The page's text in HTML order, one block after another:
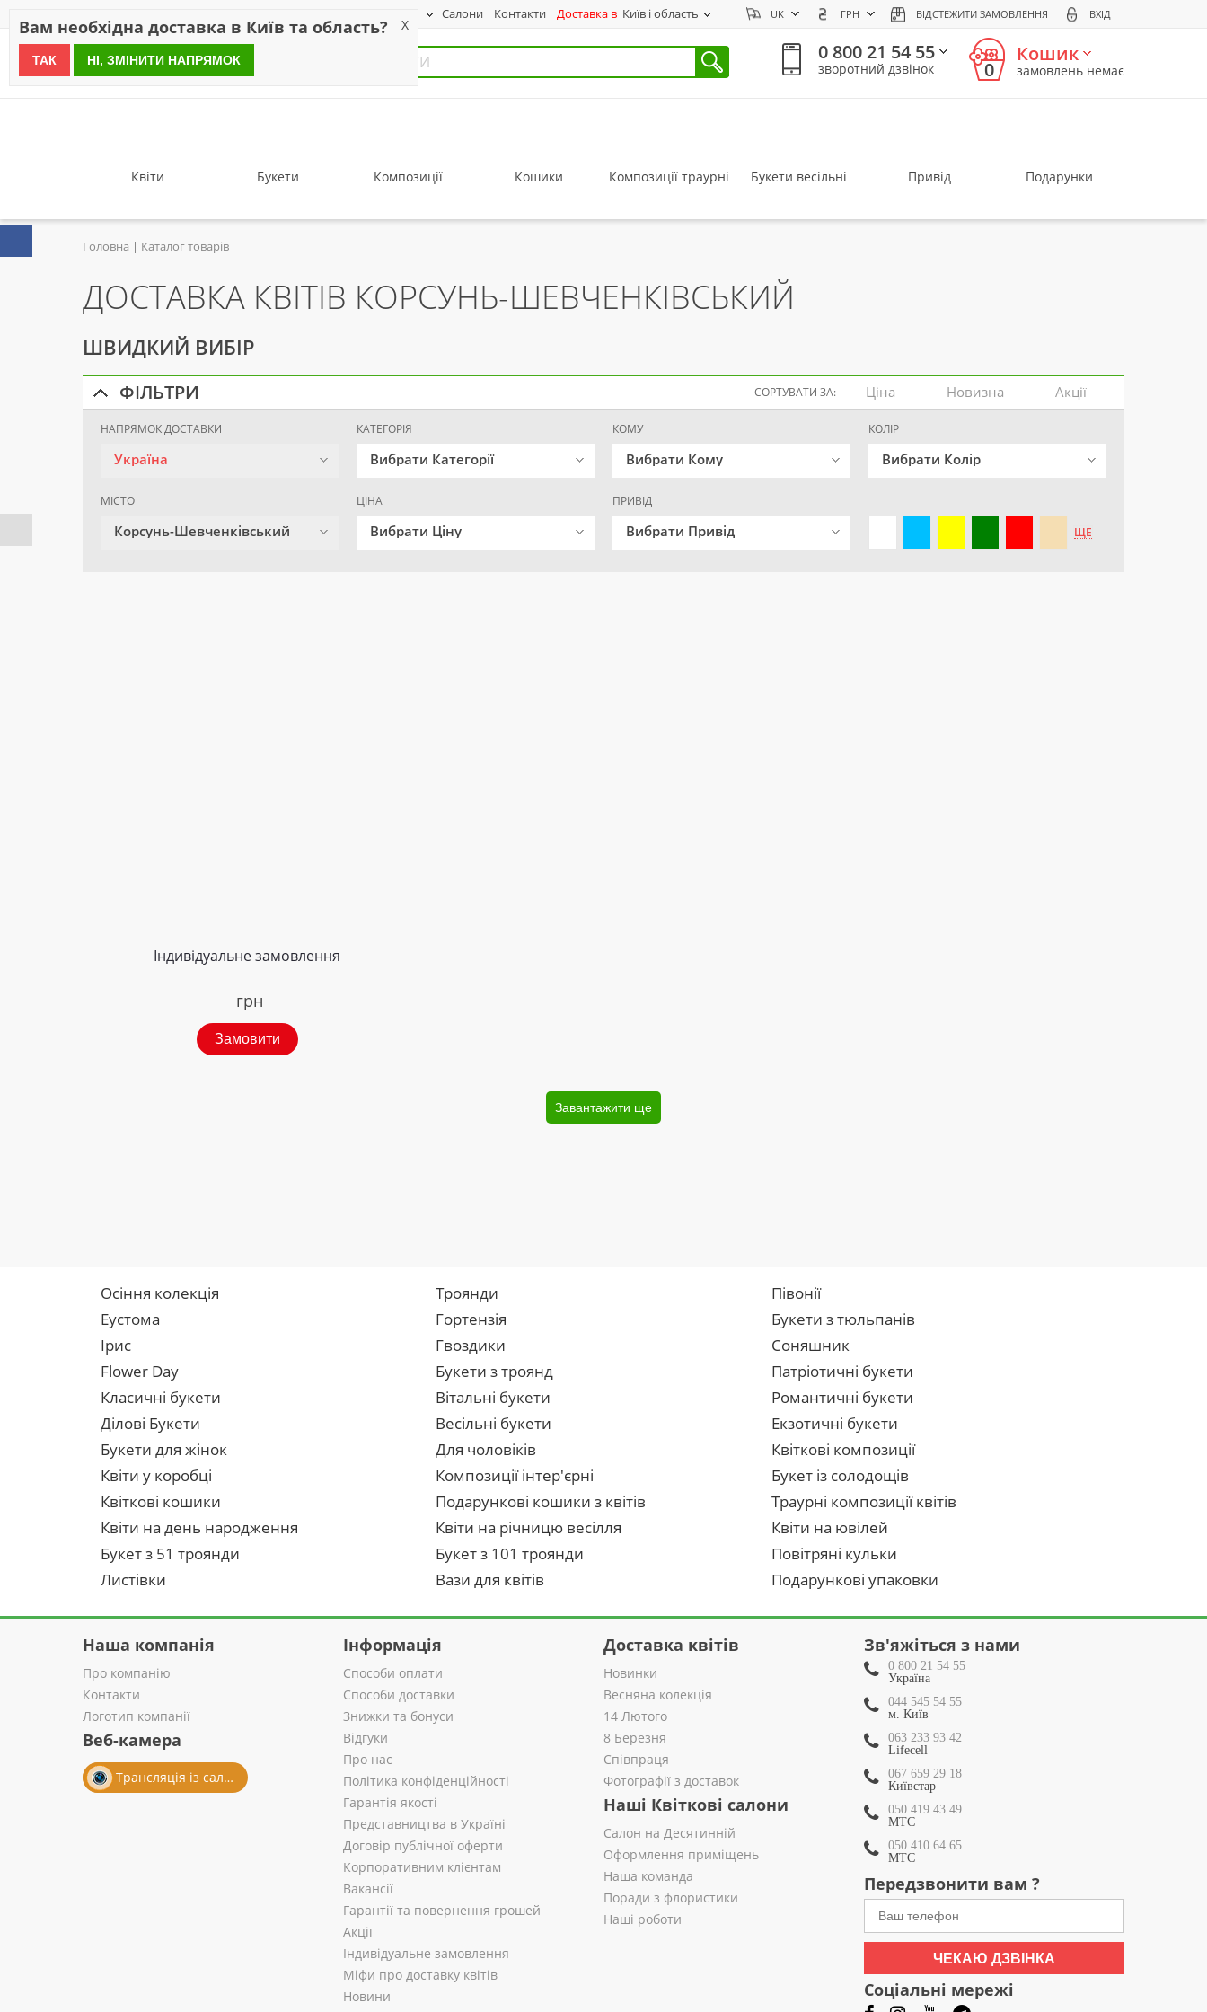
Салони Контакти Доставка в Київ і область UK ГРН ВІДСТЕЖИТИ ЗАМОВЛЕННЯ ВХІД
since 1999
0 800 21 54 55
зворотний дзвінок 0
Кошик
замовлень немає
Квіти Букети Композиції Кошики Композиції траурні Букети весільні Привід Подарунки
Головна Каталог товарів
ДОСТАВКА КВІТІВ КОРСУНЬ-ШЕВЧЕНКІВСЬКИЙ
ШВИДКИЙ ВИБІР
ФІЛЬТРИ СОРТУВАТИ ЗА: Ціна Новизна Акції
НАПРЯМОК ДОСТАВКИ
Україна
КАТЕГОРІЯ
Вибрати Категорії
КОМУ
Вибрати Кому
КОЛІР
Вибрати Колір
МІСТО
Корсунь-Шевченківський
ЦІНА
Вибрати Ціну
ПРИВІД
Вибрати Привід ЩЕ
Індивідуальне замовлення
грн
Замовити
Завантажити ще
Осіння колекція Троянди
Півонії
Еустома
Гортензія
Букети з тюльпанів
Ірис
Гвоздики
Соняшник
Flower Day
Букети з троянд
Патріотичні букети
Класичні букети
Вітальні букети
Романтичні букети
Ділові Букети
Весільні букети
Екзотичні букети
Букети для жінок
Для чоловіків
Квіткові композиції
Квіти у коробці
Композиції інтер'єрні
Букет із солодощів
Квіткові кошики
Подарункові кошики з квітів
Траурні композиції квітів
Квіти на день народження
Квіти на річницю весілля
Квіти на ювілей
Букет з 51 троянди
Букет з 101 троянди
Повітряні кульки
Листівки
Вази для квітів Подарункові упаковки
Наша компанія
Про компанію
Контакти
Логотип компанії
Веб-камера
Трансляція із салону
Інформація
Способи оплати
Способи доставки
Знижки та бонуси
Відгуки
Про нас
Політика конфіденційності
Гарантія якості
Представництва в Україні
Договір публічної оферти
Корпоративним клієнтам
Вакансії
Гарантії та повернення грошей
Акції
Індивідуальне замовлення
Міфи про доставку квітів
Новини
Доставка квітів
Новинки
Весняна колекція
14 Лютого
8 Березня
Співпраця
Фотографії з доставок
Наші Квіткові салони
Салон на Десятинній
Оформлення приміщень
Наша команда
Поради з флористики
Наші роботи
Зв'яжіться з нами
0 800 21 54 55
Україна
044 545 54 55
м. Київ
063 233 93 42
Lifecell
067 659 29 18
Київстар
050 419 43 49
МТС
050 410 64 65
МТС
Передзвонити вам ?
ЧЕКАЮ ДЗВІНКА
Соціальні мережі
Вам необхідна доставка в Київ та область? X
ТАК НІ, ЗМІНИТИ НАПРЯМОК